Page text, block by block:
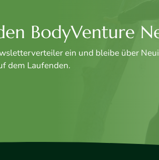
BodyVenture
ein und bleibe über
dem Laufenden.